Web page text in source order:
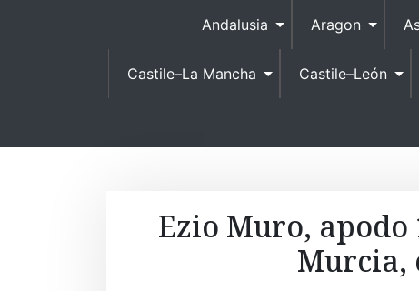
Andalusia Aragon
Castile–La Mancha Castile–León
Ezio Muro, apodo
Murcia,